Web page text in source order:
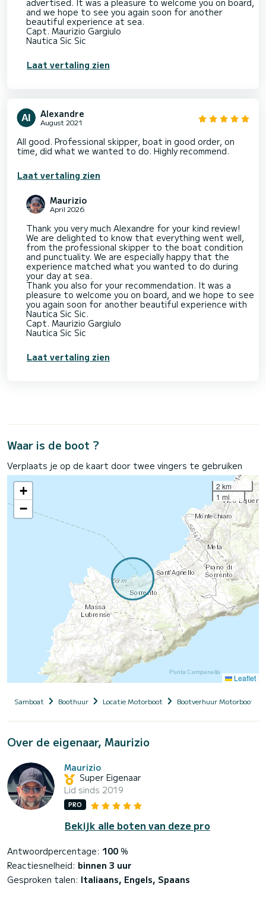
advertised. It was a pleasure to welcome you on board,
and we hope to see you again soon for another
beautiful experience at sea.
Capt. Maurizio Gargiulo
Nautica Sic Sic
Laat vertaling zien
Alexandre
August 2021
All good. Professional skipper, boat in good order, on
time, did what we wanted to do. Highly recommend.
Laat vertaling zien
Maurizio
April 2026
Thank you very much Alexandre for your kind review!
We are delighted to know that everything went well,
from the professional skipper to the boat condition
and punctuality. We are especially happy that the
experience matched what you wanted to do during
your day at sea.
Thank you also for your recommendation. It was a
pleasure to welcome you on board, and we hope to see
you again soon for another beautiful experience with
Nautica Sic Sic.
Capt. Maurizio Gargiulo
Nautica Sic Sic
Laat vertaling zien
Waar is de boot ?
Verplaats je op de kaart door twee vingers te gebruiken
+
−
2 km
1 mi
Leaflet
Samboat Boothuur Locatie Motorboot Bootverhuur Motorboot
Over de eigenaar, Maurizio
Maurizio
Super Eigenaar
Lid sinds 2019
PRO
Bekijk alle boten van deze pro
Antwoordpercentage: 100 %
Reactiesnelheid: binnen 3 uur
Gesproken talen: Italiaans, Engels, Spaans